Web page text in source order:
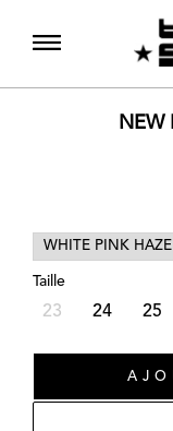
NEW
Taille
23 24 25